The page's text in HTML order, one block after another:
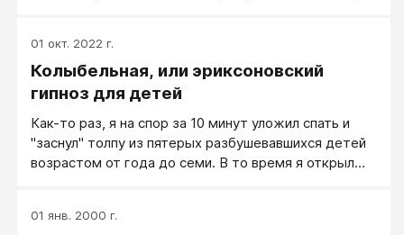
эриксоновскому гипнозу, и наоборот: любители
эриксоновского гипноза активно сопротивляются и
не поддаются гипнозу директивному. Похоже, тут
чужим!"
01 окт. 2022 г.
Колыбельная, или эриксоновский
гипноз для детей
Как-то раз, я на спор за 10 минут уложил спать и
"заснул" толпу из пятерых разбушевавшихся детей
возрастом от года до семи. В то время я открыл
примерах. Мы тогда были на дне рождении, все
01 янв. 2000 г.